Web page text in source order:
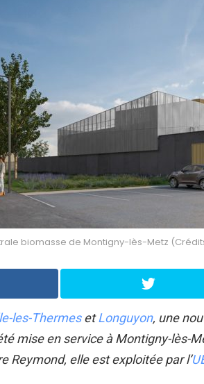
biomasse de Montigny-lès-Metz
les-ThermesetLonguyon, une
mise en service à Montigny-lès-
Reymond, elle est exploitée par l’